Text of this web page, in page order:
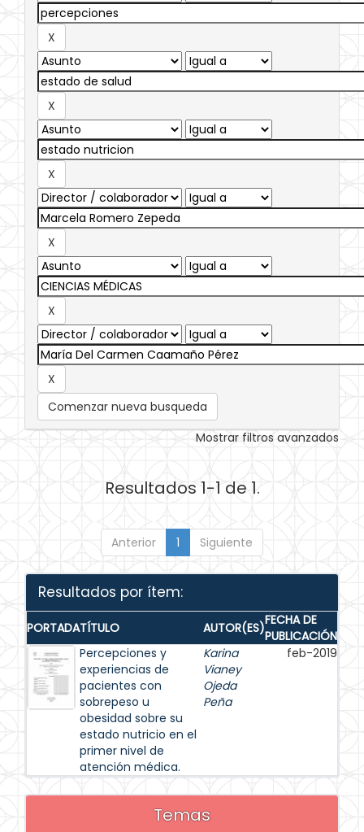
Comenzar nueva busqueda
Mostrar filtros avanzados
Resultados 1-1 de 1.
Anterior 1 Siguiente
Resultados por ítem:
PORTADATÍTULO AUTOR(ES)FECHA DE
PUBLICACIÓN
Percepciones y
experiencias de
pacientes con
sobrepeso u
obesidad sobre su
estado nutricio en el
primer nivel de
atención médica.
Karina
Vianey
Ojeda
Peña
feb-2019
Temas